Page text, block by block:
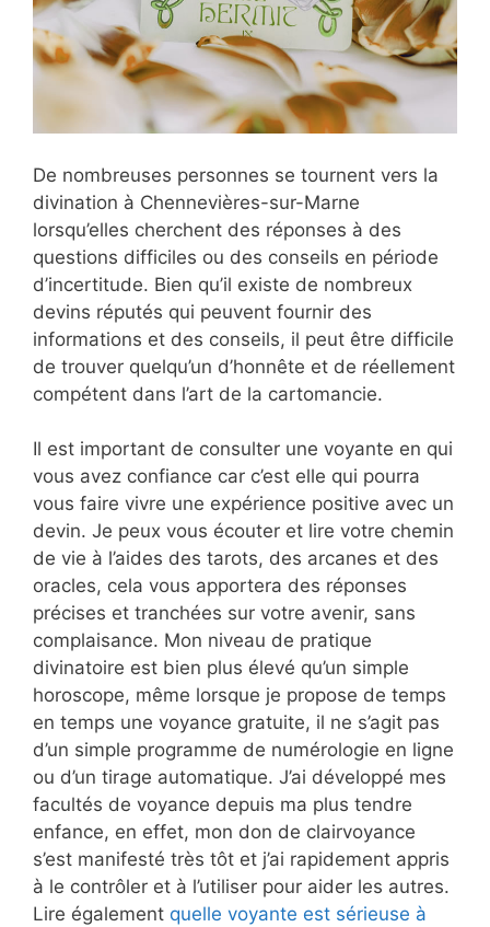
De nombreuses personnes se tournent vers la
divination à Chennevières-sur-Marne
lorsqu’elles cherchent des réponses à des
questions difficiles ou des conseils en période
d’incertitude. Bien qu’il existe de nombreux
devins réputés qui peuvent fournir des
informations et des conseils, il peut être difficile
de trouver quelqu’un d’honnête et de réellement
compétent dans l’art de la cartomancie.
Il est important de consulter une voyante en qui
vous avez confiance car c’est elle qui pourra
vous faire vivre une expérience positive avec un
devin. Je peux vous écouter et lire votre chemin
de vie à l’aides des tarots, des arcanes et des
oracles, cela vous apportera des réponses
précises et tranchées sur votre avenir, sans
complaisance. Mon niveau de pratique
divinatoire est bien plus élevé qu’un simple
horoscope, même lorsque je propose de temps
en temps une voyance gratuite, il ne s’agit pas
d’un simple programme de numérologie en ligne
ou d’un tirage automatique. J’ai développé mes
facultés de voyance depuis ma plus tendre
enfance, en effet, mon don de clairvoyance
s’est manifesté très tôt et j’ai rapidement appris
à le contrôler et à l’utiliser pour aider les autres.
Lire également quelle voyante est sérieuse à